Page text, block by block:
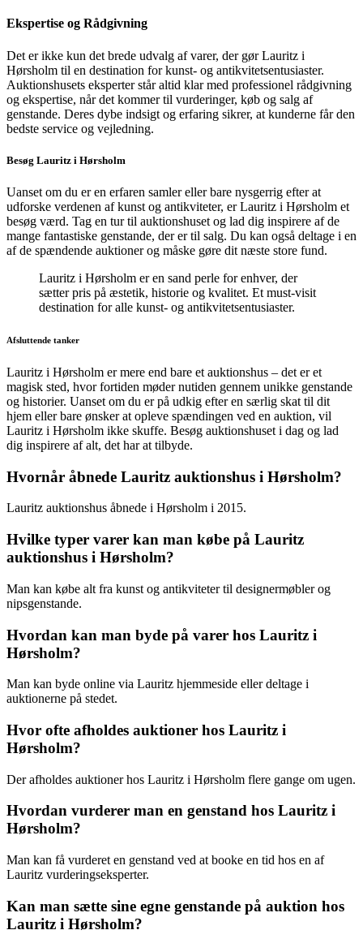
Ekspertise og Rådgivning
Det er ikke kun det brede udvalg af varer, der gør Lauritz i
Hørsholm til en destination for kunst- og antikvitetsentusiaster.
Auktionshusets eksperter står altid klar med professionel rådgivning
og ekspertise, når det kommer til vurderinger, køb og salg af
genstande. Deres dybe indsigt og erfaring sikrer, at kunderne får den
bedste service og vejledning.
Besøg Lauritz i Hørsholm
Uanset om du er en erfaren samler eller bare nysgerrig efter at
udforske verdenen af kunst og antikviteter, er Lauritz i Hørsholm et
besøg værd. Tag en tur til auktionshuset og lad dig inspirere af de
mange fantastiske genstande, der er til salg. Du kan også deltage i en
af de spændende auktioner og måske gøre dit næste store fund.
Lauritz i Hørsholm er en sand perle for enhver, der
sætter pris på æstetik, historie og kvalitet. Et must-visit
destination for alle kunst- og antikvitetsentusiaster.
Afsluttende tanker
Lauritz i Hørsholm er mere end bare et auktionshus – det er et
magisk sted, hvor fortiden møder nutiden gennem unikke genstande
og historier. Uanset om du er på udkig efter en særlig skat til dit
hjem eller bare ønsker at opleve spændingen ved en auktion, vil
Lauritz i Hørsholm ikke skuffe. Besøg auktionshuset i dag og lad
dig inspirere af alt, det har at tilbyde.
Hvornår åbnede Lauritz auktionshus i Hørsholm?
Lauritz auktionshus åbnede i Hørsholm i 2015.
Hvilke typer varer kan man købe på Lauritz
auktionshus i Hørsholm?
Man kan købe alt fra kunst og antikviteter til designermøbler og
nipsgenstande.
Hvordan kan man byde på varer hos Lauritz i
Hørsholm?
Man kan byde online via Lauritz hjemmeside eller deltage i
auktionerne på stedet.
Hvor ofte afholdes auktioner hos Lauritz i
Hørsholm?
Der afholdes auktioner hos Lauritz i Hørsholm flere gange om ugen.
Hvordan vurderer man en genstand hos Lauritz i
Hørsholm?
Man kan få vurderet en genstand ved at booke en tid hos en af
Lauritz vurderingseksperter.
Kan man sætte sine egne genstande på auktion hos
Lauritz i Hørsholm?